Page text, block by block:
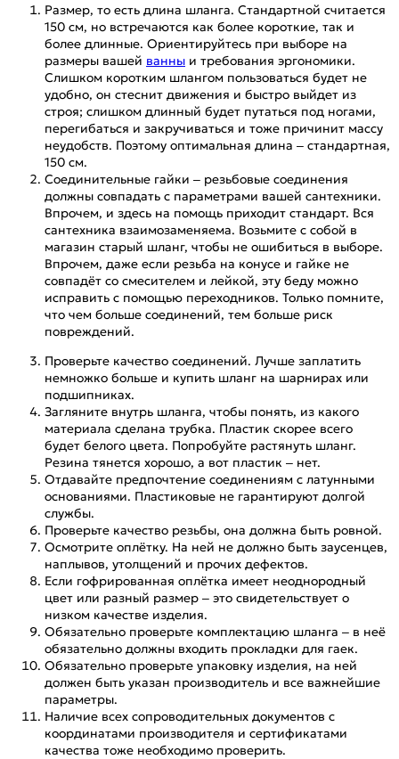
Размер, то есть длина шланга. Стандартной считается
150 см, но встречаются как более короткие, так и
более длинные. Ориентируйтесь при выборе на
размеры вашей ванны и требования эргономики.
Слишком коротким шлангом пользоваться будет не
удобно, он стеснит движения и быстро выйдет из
строя; слишком длинный будет путаться под ногами,
перегибаться и закручиваться и тоже причинит массу
неудобств. Поэтому оптимальная длина – стандартная,
150 см.
Соединительные гайки – резьбовые соединения
должны совпадать с параметрами вашей сантехники.
Впрочем, и здесь на помощь приходит стандарт. Вся
сантехника взаимозаменяема. Возьмите с собой в
магазин старый шланг, чтобы не ошибиться в выборе.
Впрочем, даже если резьба на конусе и гайке не
совпадёт со смесителем и лейкой, эту беду можно
исправить с помощью переходников. Только помните,
что чем больше соединений, тем больше риск
повреждений.
Проверьте качество соединений. Лучше заплатить
немножко больше и купить шланг на шарнирах или
подшипниках.
Загляните внутрь шланга, чтобы понять, из какого
материала сделана трубка. Пластик скорее всего
будет белого цвета. Попробуйте растянуть шланг.
Резина тянется хорошо, а вот пластик – нет.
Отдавайте предпочтение соединениям с латунными
основаниями. Пластиковые не гарантируют долгой
службы.
Проверьте качество резьбы, она должна быть ровной.
Осмотрите оплётку. На ней не должно быть заусенцев,
наплывов, утолщений и прочих дефектов.
Если гофрированная оплётка имеет неоднородный
цвет или разный размер – это свидетельствует о
низком качестве изделия.
Обязательно проверьте комплектацию шланга – в неё
обязательно должны входить прокладки для гаек.
Обязательно проверьте упаковку изделия, на ней
должен быть указан производитель и все важнейшие
параметры.
Наличие всех сопроводительных документов с
координатами производителя и сертификатами
качества тоже необходимо проверить.